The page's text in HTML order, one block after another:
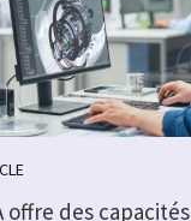
offre des capacités